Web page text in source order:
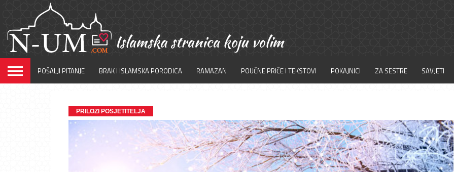
POŠALJI PITANJE BRAK I ISLAMSKA PORODICA RAMAZAN POUČNE PRIČE I TEKSTOVI POKAJNICI ZA SESTRE SAVJETI
PRILOZI POSJETITELJA